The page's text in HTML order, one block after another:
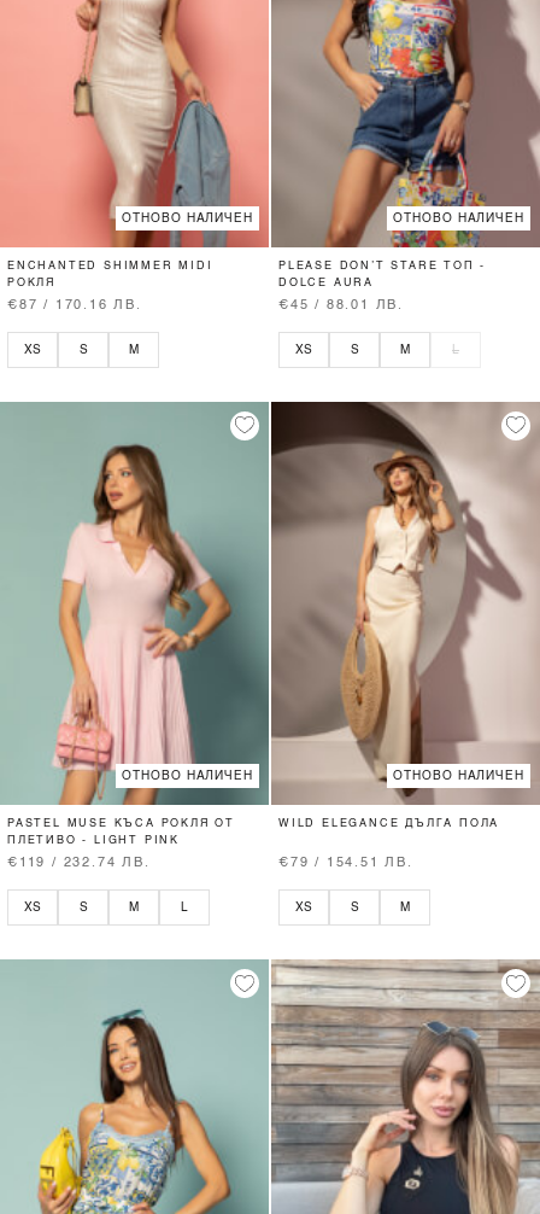
ОТНОВО НАЛИЧЕН
ENCHANTED SHIMMER MIDI
РОКЛЯ
€87 / 170.16 ЛВ.
XS S M
ОТНОВО НАЛИЧЕН
PLEASE DON’T STARE ТОП -
DOLCE AURA
€45 / 88.01 ЛВ.
XS S M L
ОТНОВО НАЛИЧЕН
PASTEL MUSE КЪСА РОКЛЯ ОТ
ПЛЕТИВО - LIGHT PINK
€119 / 232.74 ЛВ.
XS S M L
ОТНОВО НАЛИЧЕН
WILD ELEGANCE ДЪЛГА ПОЛА
€79 / 154.51 ЛВ.
XS S M